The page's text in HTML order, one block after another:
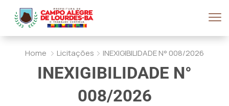
Home Licitações INEXIGIBILIDADE N° 008/2026
INEXIGIBILIDADE N°
008/2026